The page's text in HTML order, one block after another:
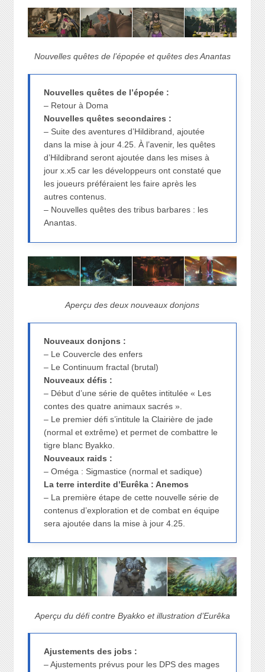
Nouvelles quêtes de l’épopée et quêtes des Anantas
Nouvelles quêtes de l’épopée :
– Retour à Doma
Nouvelles quêtes secondaires :
– Suite des aventures d’Hildibrand, ajoutée
dans la mise à jour 4.25. À l’avenir, les quêtes
d’Hildibrand seront ajoutée dans les mises à
jour x.x5 car les développeurs ont constaté que
les joueurs préféraient les faire après les
autres contenus.
– Nouvelles quêtes des tribus barbares : les
Anantas.
Aperçu des deux nouveaux donjons
Nouveaux donjons :
– Le Couvercle des enfers
– Le Continuum fractal (brutal)
Nouveaux défis :
– Début d’une série de quêtes intitulée « Les
contes des quatre animaux sacrés ».
– Le premier défi s’intitule la Clairière de jade
(normal et extrême) et permet de combattre le
tigre blanc Byakko.
Nouveaux raids :
– Oméga : Sigmastice (normal et sadique)
La terre interdite d’Eurêka : Anemos
– La première étape de cette nouvelle série de
contenus d’exploration et de combat en équipe
sera ajoutée dans la mise à jour 4.25.
Aperçu du défi contre Byakko et illustration d’Eurêka
Ajustements des jobs :
– Ajustements prévus pour les DPS des mages